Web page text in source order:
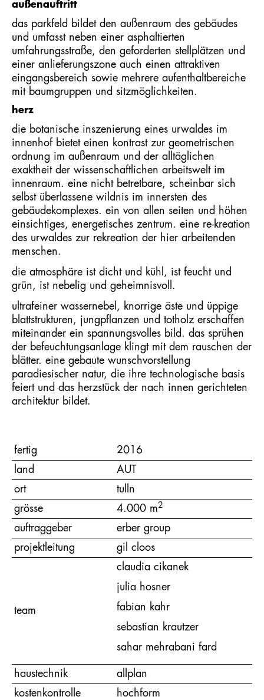
außenauftritt
das parkfeld bildet den außenraum des gebäudes
und umfasst neben einer asphaltierten
umfahrungsstraße, den geforderten stellplätzen und
einer anlieferungszone auch einen attraktiven
eingangsbereich sowie mehrere aufenthaltbereiche
mit baumgruppen und sitzmöglichkeiten.
herz
die botanische inszenierung eines urwaldes im
innenhof bietet einen kontrast zur geometrischen
ordnung im außenraum und der alltäglichen
exaktheit der wissenschaftlichen arbeitswelt im
innenraum. eine nicht betretbare, scheinbar sich
selbst überlassene wildnis im innersten des
gebäudekomplexes. ein von allen seiten und höhen
einsichtiges, energetisches zentrum. eine re-kreation
des urwaldes zur rekreation der hier arbeitenden
menschen.
die atmosphäre ist dicht und kühl, ist feucht und
grün, ist nebelig und geheimnisvoll.
ultrafeiner wassernebel, knorrige äste und üppige
blattstrukturen, jungpflanzen und totholz erschaffen
miteinander ein spannungsvolles bild. das sprühen
der befeuchtungsanlage klingt mit dem rauschen der
blätter. eine gebaute wunschvorstellung
paradiesischer natur, die ihre technologische basis
feiert und das herzstück der nach innen gerichteten
architektur bildet.
fertig
2016
land
AUT
ort
tulln
grösse
4.000 m2
auftraggeber
erber group
projektleitung
gil cloos
team
claudia cikanek
julia hosner
fabian kahr
sebastian krautzer
sahar mehrabani fard
haustechnik
allplan
kostenkontrolle
hochform